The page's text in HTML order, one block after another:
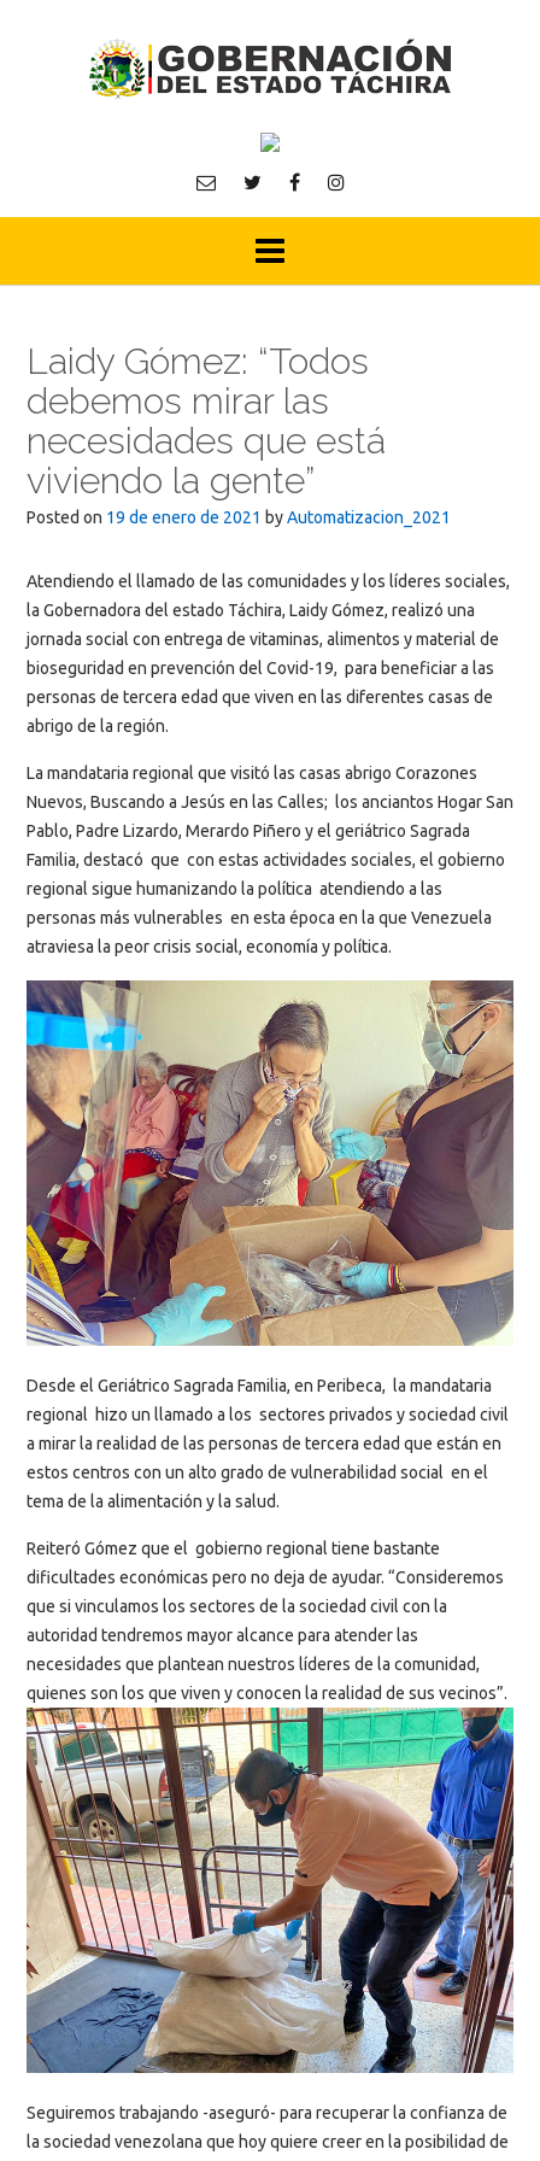
Laidy Gómez: “Todos
debemos mirar las
necesidades que está
viviendo la gente”
Posted on 19 de enero de 2021 byAutomatizacion_2021
Atendiendo el llamado de las comunidades y los líderes sociales,
la Gobernadora del estado Táchira, Laidy Gómez, realizó una
jornada social con entrega de vitaminas, alimentos y material de
bioseguridad en prevención del Covid-19, para beneficiar a las
personas de tercera edad que viven en las diferentes casas de
abrigo de la región.
La mandataria regional que visitó las casas abrigo Corazones
Nuevos, Buscando a Jesús en las Calles; los anciantos Hogar San
Pablo, Padre Lizardo, Merardo Piñero y el geriátrico Sagrada
Familia, destacó que con estas actividades sociales, el gobierno
regional sigue humanizando la política atendiendo a las
personas más vulnerables en esta época en la que Venezuela
atraviesa la peor crisis social, economía y política.
Desde el Geriátrico Sagrada Familia, en Peribeca, la mandataria
regional hizo un llamado a los sectores privados y sociedad civil
a mirar la realidad de las personas de tercera edad que están en
estos centros con un alto grado de vulnerabilidad social en el
tema de la alimentación y la salud.
Reiteró Gómez que el gobierno regional tiene bastante
dificultades económicas pero no deja de ayudar. “Consideremos
que si vinculamos los sectores de la sociedad civil con la
autoridad tendremos mayor alcance para atender las
necesidades que plantean nuestros líderes de la comunidad,
quienes son los que viven y conocen la realidad de sus vecinos”.
Seguiremos trabajando -aseguró- para recuperar la confianza de
la sociedad venezolana que hoy quiere creer en la posibilidad de